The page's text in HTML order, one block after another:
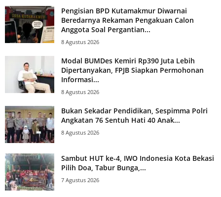
Pengisian BPD Kutamakmur Diwarnai
Beredarnya Rekaman Pengakuan Calon
Anggota Soal Pergantian...
8 Agustus 2026
Modal BUMDes Kemiri Rp390 Juta Lebih
Dipertanyakan, FPJB Siapkan Permohonan
Informasi...
8 Agustus 2026
Bukan Sekadar Pendidikan, Sespimma Polri
Angkatan 76 Sentuh Hati 40 Anak...
8 Agustus 2026
Sambut HUT ke-4, IWO Indonesia Kota Bekasi
Pilih Doa, Tabur Bunga,...
7 Agustus 2026